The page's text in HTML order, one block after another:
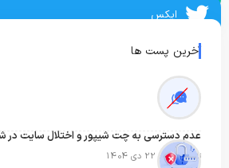
ایکس
آخرین پست ها
عدم دسترسی به چت شیپور و اختلال سایت در
تاریخ انتشار: 22 دی 1404